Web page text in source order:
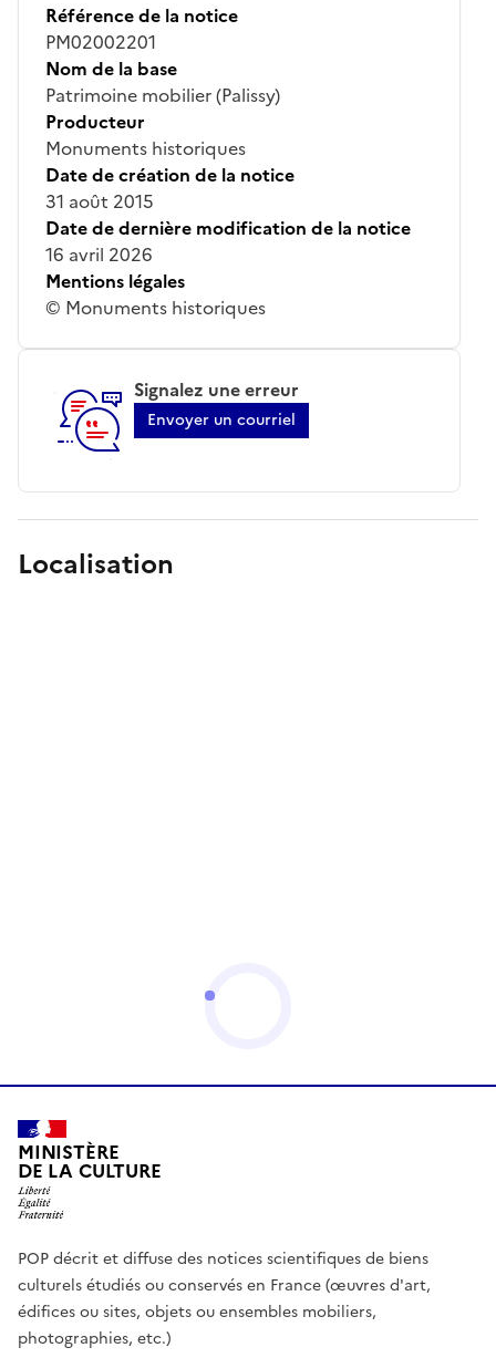
Référence de la notice
PM02002201
Nom de la base
Patrimoine mobilier (Palissy)
Producteur
Monuments historiques
Date de création de la notice
31 août 2015
Date de dernière modification de la notice
16 avril 2026
Mentions légales
© Monuments historiques
Signalez une erreur
Envoyer un courriel
Localisation
MINISTÈRE
DE LA CULTURE
POP décrit et diffuse des notices scientifiques de biens
culturels étudiés ou conservés en France (œuvres d'art,
édifices ou sites, objets ou ensembles mobiliers,
photographies, etc.)